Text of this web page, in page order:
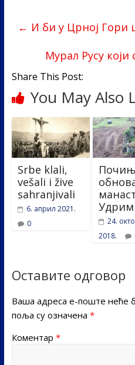
b
o
o
k
er e
dI
n
← И би у Црној Гори
Мурал Русу који
Share This Post:
You May Also
Srbe klali,
vešali i žive
sahranjivali
6. април 2021.
0
Удрим
24.
2018.
Оставите одговор
Ваша адреса е-поште неће
поља су означена *
Коментар *